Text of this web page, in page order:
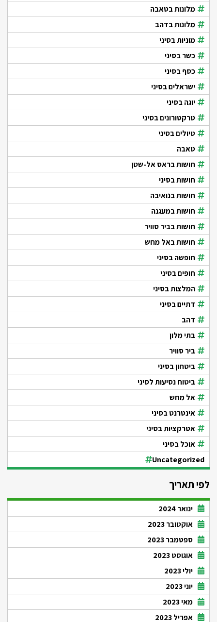
מלונות בטאבה
מלונות בדהב
מוניות בסיני
כשר בסיני
כסף בסיני
ישראלים בסיני
יוגה בסיני
טרקטורונים בסיני
טיולים בסיני
טאבה
חושות בראס אל-שטן
חושות בסיני
חושות בנואיבה
חושות במעגנה
חושות בביר סוויר
חושות באל מחש
חופשה בסיני
חופים בסיני
המלצות בסיני
דתיים בסיני
דהב
בתי מלון
ביר סוויר
ביטחון בסיני
ביטוח נסיעות לסיני
אל מחש
אינטרנט בסיני
אטרקציות בסיני
אוכל בסיני
Uncategorized
לפי תאריך
ינואר 2024
אוקטובר 2023
ספטמבר 2023
אוגוסט 2023
יולי 2023
יוני 2023
מאי 2023
אפריל 2023